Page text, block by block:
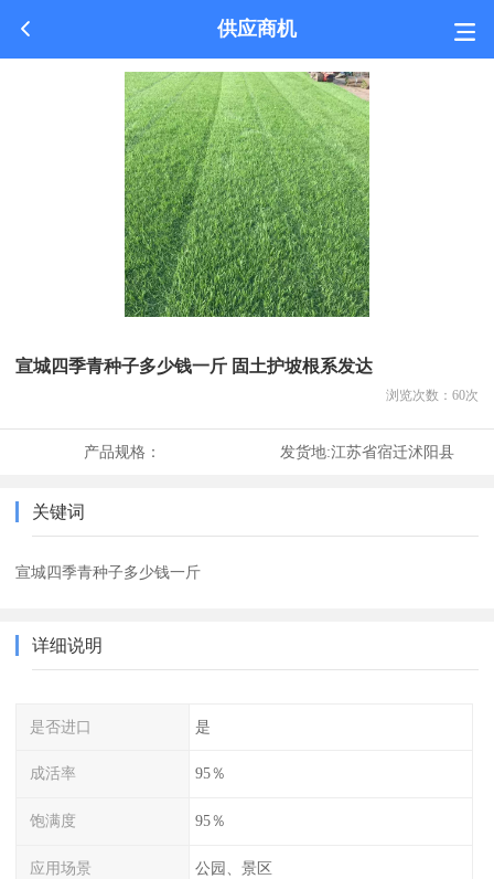
供应商机
宣城四季青种子多少钱一斤 固土护坡根系发达
浏览次数： 60次
产品规格： 发货地:江苏省宿迁沭阳县
关键词
宣城四季青种子多少钱一斤
详细说明
是否进口 是
成活率 95％
饱满度 95％
应用场景 公园、景区